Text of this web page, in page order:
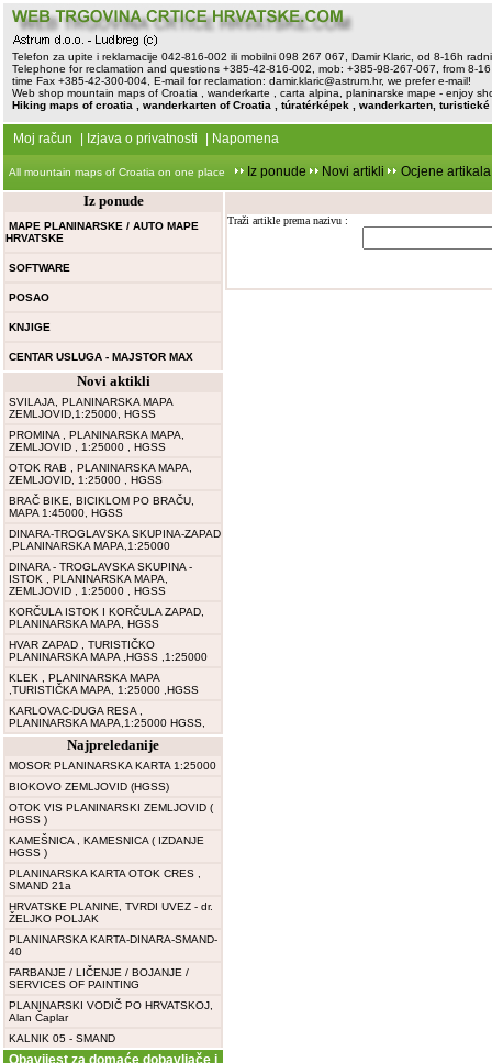
Telefon za upite i reklamacije 042-816-002 ili mobilni 098 267 067, Damir Klaric, od 8-16h
Telephone for reclamation and questions +385-42-816-002, mob: +385-98-267-067, from 8-
time Fax +385-42-300-004, E-mail for reclamation: damir.klaric@astrum.hr, we prefer e-mail!
Web shop mountain maps of Croatia , wanderkarte , carta alpina, planinarske mape - enjoy
Hiking maps of croatia , wanderkarten of Croatia , túratérképek , wanderkarten, turistické
Moj račun Izjava o privatnosti Napomena
All mountain maps of Croatia on one place Iz ponude Novi artikli Ocjene artikala
Iz ponude
MAPE PLANINARSKE / AUTO MAPE
HRVATSKE
SOFTWARE
POSAO
KNJIGE
CENTAR USLUGA - MAJSTOR MAX
Novi aktikli
SVILAJA, PLANINARSKA MAPA
ZEMLJOVID,1:25000, HGSS
PROMINA , PLANINARSKA MAPA,
ZEMLJOVID , 1:25000 , HGSS
OTOK RAB , PLANINARSKA MAPA,
ZEMLJOVID, 1:25000 , HGSS
BRAČ BIKE, BICIKLOM PO BRAČU,
MAPA 1:45000, HGSS
DINARA-TROGLAVSKA SKUPINA-ZAPAD
,PLANINARSKA MAPA,1:25000
DINARA - TROGLAVSKA SKUPINA -
ISTOK , PLANINARSKA MAPA,
ZEMLJOVID , 1:25000 , HGSS
KORČULA ISTOK I KORČULA ZAPAD,
PLANINARSKA MAPA, HGSS
HVAR ZAPAD , TURISTIČKO
PLANINARSKA MAPA ,HGSS ,1:25000
KLEK , PLANINARSKA MAPA
,TURISTIČKA MAPA, 1:25000 ,HGSS
KARLOVAC-DUGA RESA ,
PLANINARSKA MAPA,1:25000 HGSS,
Najpreledanije
MOSOR PLANINARSKA KARTA 1:25000
BIOKOVO ZEMLJOVID (HGSS)
OTOK VIS PLANINARSKI ZEMLJOVID (
HGSS )
KAMEŠNICA , KAMESNICA ( IZDANJE
HGSS )
PLANINARSKA KARTA OTOK CRES ,
SMAND 21a
HRVATSKE PLANINE, TVRDI UVEZ - dr.
ŽELJKO POLJAK
PLANINARSKA KARTA-DINARA-SMAND-
40
FARBANJE / LIČENJE / BOJANJE /
SERVICES OF PAINTING
PLANINARSKI VODIČ PO HRVATSKOJ,
Alan Čaplar
KALNIK 05 - SMAND
Obavijest za domaće dobavljače i
Traži artikle prema nazivu :